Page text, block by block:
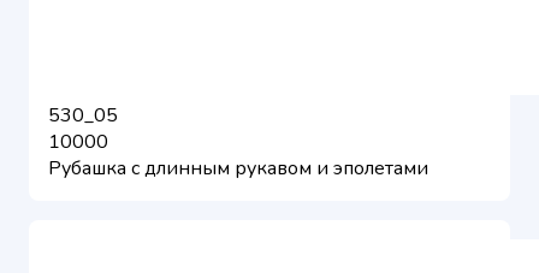
530_05
10000
Рубашка с длинным рукавом и эполетами